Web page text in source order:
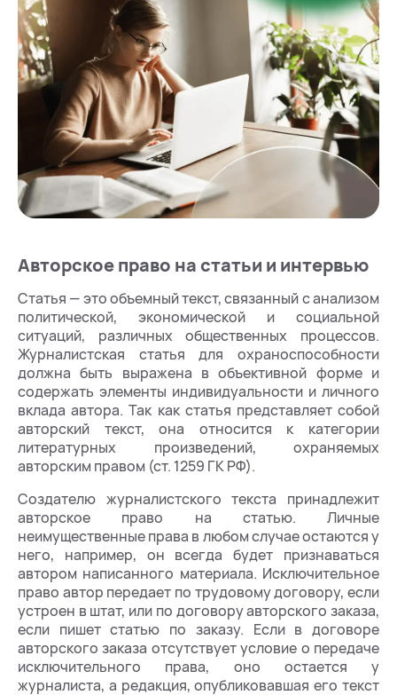
Авторское право на статьи и интервью
Статья — это объемный текст, связанный с анализом
политической, экономической и социальной
ситуаций, различных общественных процессов.
Журналистская статья для охраноспособности
должна быть выражена в объективной форме и
содержать элементы индивидуальности и личного
вклада автора. Так как статья представляет собой
авторский текст, она относится к категории
литературных произведений, охраняемых
авторским правом (ст. 1259 ГК РФ).
Создателю журналистского текста принадлежит
авторское право на статью. Личные
неимущественные права в любом случае остаются у
него, например, он всегда будет признаваться
автором написанного материала. Исключительное
право автор передает по трудовому договору, если
устроен в штат, или по договору авторского заказа,
если пишет статью по заказу. Если в договоре
авторского заказа отсутствует условие о передаче
исключительного права, оно остается у
журналиста, а редакция, опубликовавшая его текст